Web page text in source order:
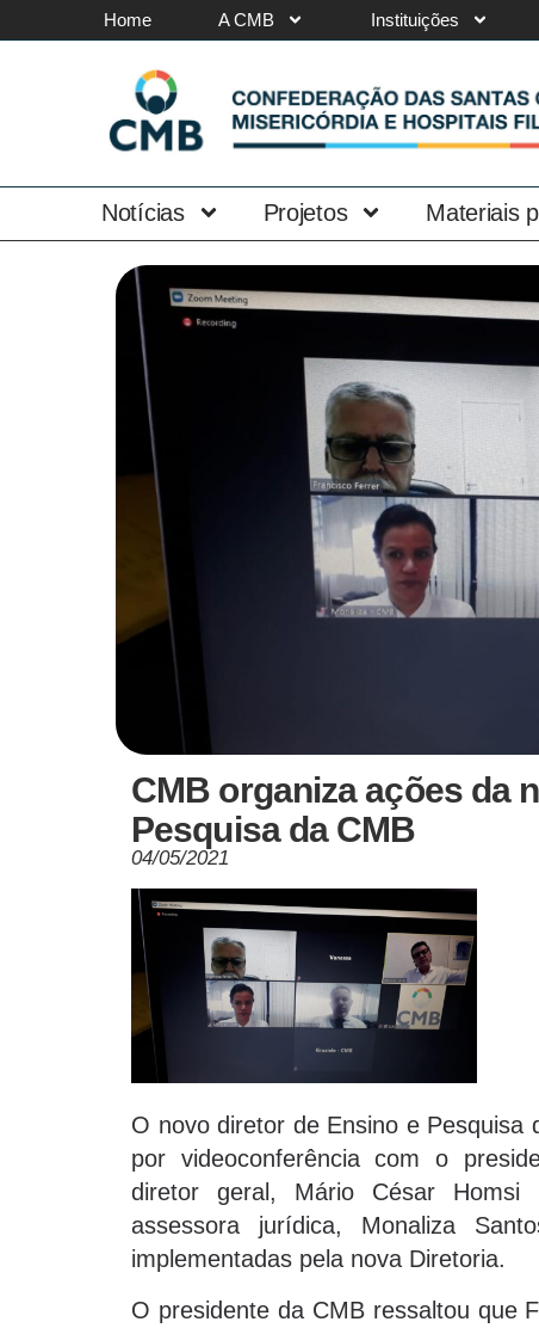
Home A CMB Instituições
Notícias Projetos Materiais
CMB organiza ações da
Pesquisa da CMB
04/05/2021
O novo diretor de Ensino e Pesquisa
por videoconferência com o
diretor geral, Mário César
assessora jurídica, Monaliza
implementadas pela nova Diretoria.
O presidente da CMB ressaltou que